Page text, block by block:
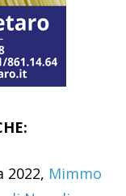
2022, Mimmo